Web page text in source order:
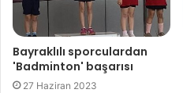
Bayraklılı sporculardan
'Badminton' başarısı
27 Haziran 2023